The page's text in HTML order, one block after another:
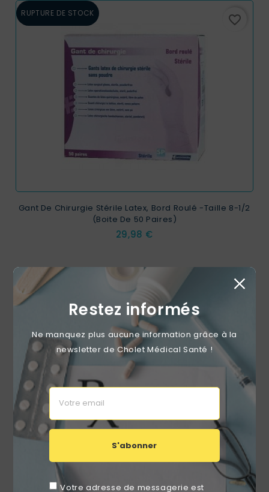
Restez informés
Ne manquez plus aucune information grâce à la
newsletter de Cholet Médical Santé !
S'abonner
Votre adresse de messagerie est
RUPTURE DE STOCK favorite_border
Gant De Chirurgie Stérile Latex, Bord Roulé -taille 8-1/2
(boite De 50 Paires)
Prix
29,98 €
Drap De Glisse Bleu Clinibed 70X190cm